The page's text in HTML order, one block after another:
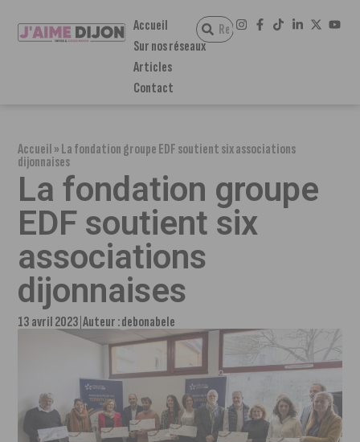
Accueil
Sur nos réseaux
Articles
Contact
Accueil»La fondation groupe EDF soutient six associations
dijonnaises
La fondation groupe
EDF soutient six
associations
dijonnaises
13 avril 2023 Auteur :debonabele